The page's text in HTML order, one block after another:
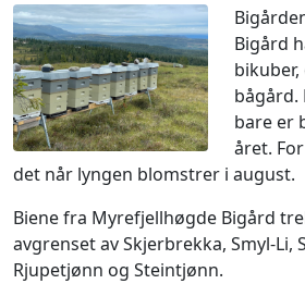
Bigård
bågård.
bare er
året.
det når lyngen blomstrer i august.
Biene fra Myrefjellhøgde Bigård
avgrenset av Skjerbrekka, Smyl-Li,
Rjupetjønn og Steintjønn.